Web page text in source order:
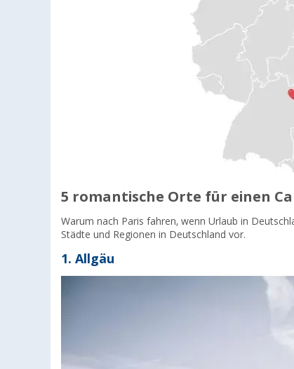
5 romantische Orte für einen
Warum nach Paris fahren, wenn Urlaub in
Städte und Regionen in Deutschland vor.
1. Allgäu